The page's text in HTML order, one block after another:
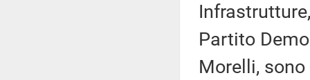
Partito
Morelli,